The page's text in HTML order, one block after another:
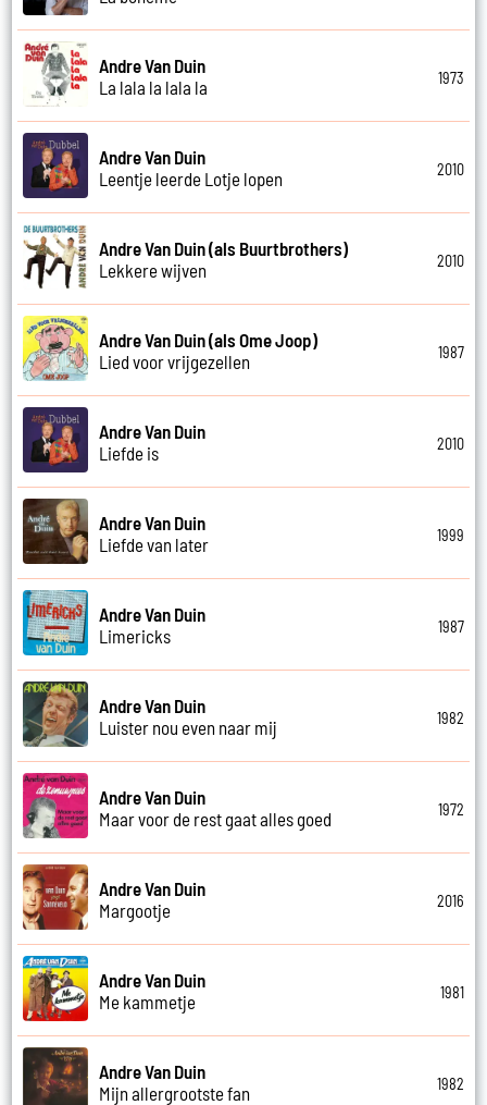
Andre Van Duin
La lala la lala la
1973
Andre Van Duin
Leentje leerde Lotje lopen
2010
Andre Van Duin (als Buurtbrothers)
Lekkere wijven
2010
Andre Van Duin (als Ome Joop)
Lied voor vrijgezellen
1987
Andre Van Duin
Liefde is
2010
Andre Van Duin
Liefde van later
1999
Andre Van Duin
Limericks
1987
Andre Van Duin
Luister nou even naar mij
1982
Andre Van Duin
Maar voor de rest gaat alles goed
1972
Andre Van Duin
Margootje
2016
Andre Van Duin
Me kammetje
1981
Andre Van Duin
Mijn allergrootste fan
1982